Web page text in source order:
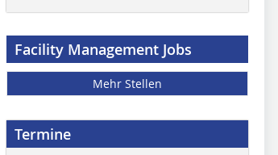
Facility Management Jobs
Mehr Stellen
Termine